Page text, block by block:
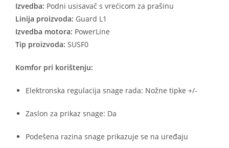
Izvedba: Podni usisavač s vrećicom za prašinu
Linija proizvoda: Guard L1
Izvedba motora: PowerLine
Tip proizvoda: SUSF0
Komfor pri korištenju:
Elektronska regulacija snage rada: Nožne tipke +/-
Zaslon za prikaz snage: Da
Podešena razina snage prikazuje se na uređaju